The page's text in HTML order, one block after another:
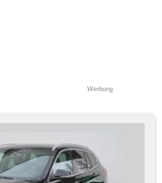
Werbung